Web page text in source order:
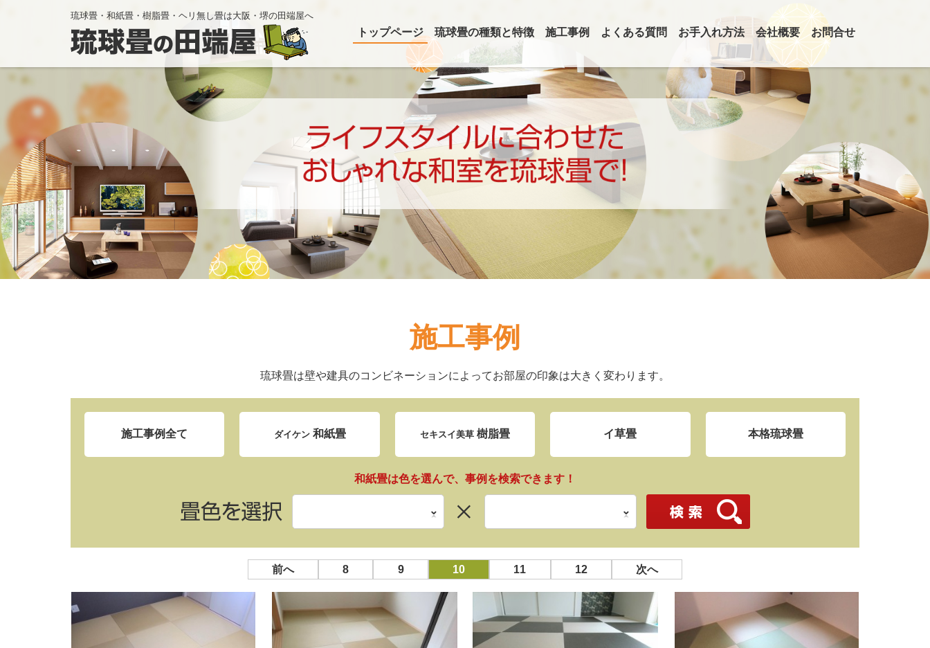
琉球畳・和紙畳・樹脂畳・ヘリ無し畳は大阪・堺の田端屋へ
トップページ 琉球畳の種類と特徴 施工事例 よくある質問 お手入れ方法 会社概要 お問合せ
施工事例
琉球畳は壁や建具のコンビネーションによってお部屋の印象は大きく変わります。
施工事例全て ダイケン 和紙畳 セキスイ美草 樹脂畳 イ草畳 本格琉球畳
和紙畳は色を選んで、事例を検索できます！
前へ 8 9 10 11 12 次へ